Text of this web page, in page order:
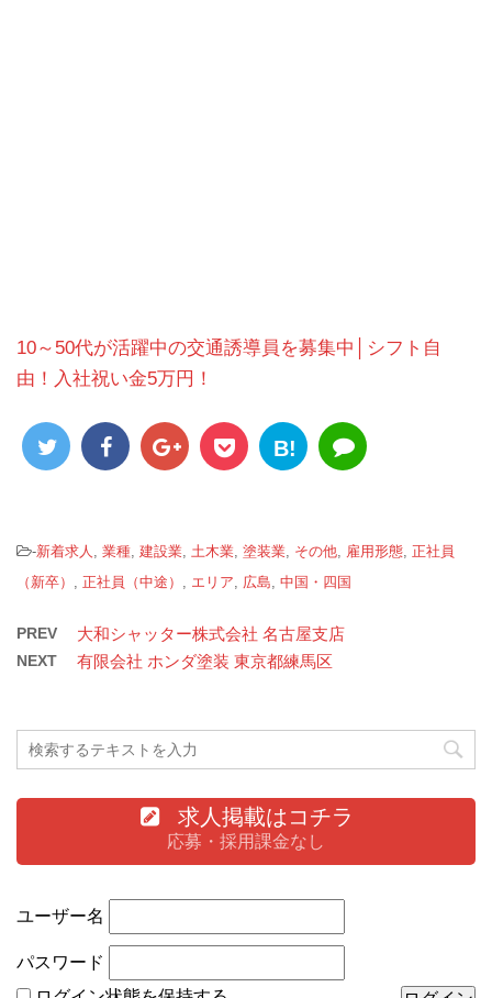
10～50代が活躍中の交通誘導員を募集中│シフト自
由！入社祝い金5万円！
B!
-新着求人 業種 建設業 土木業 塗装業 その他 雇用形態 正社員
（新卒）
正社員（中途） エリア 広島 中国・四国
PREV 大和シャッター株式会社 名古屋支店
NEXT 有限会社 ホンダ塗装 東京都練馬区
求人掲載はコチラ
応募・採用課金なし
ユーザー名
パスワード